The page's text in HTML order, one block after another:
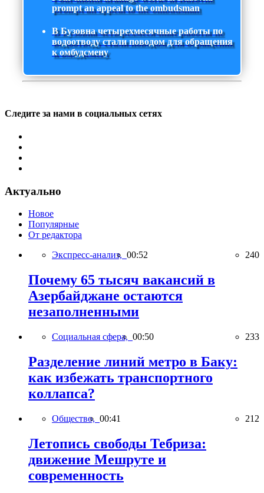
prompt an appeal to the ombudsman
В Бузовна четырехмесячные работы по
водоотводу стали поводом для обращения
к омбудсмену
Следите за нами в социальных сетях
Актуально
Новое
Популярные
От редактора
Экспресс-анализ, 00:52 240
Почему 65 тысяч вакансий в
Азербайджане остаются
незаполненными
Социальная сфера, 00:50 233
Разделение линий метро в Баку:
как избежать транспортного
коллапса?
Общество, 00:41 212
Летопись свободы Тебриза:
движение Мешруте и
современность